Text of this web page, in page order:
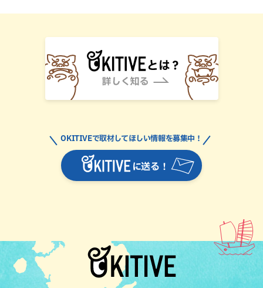
に送る！
OKITIVEで取材してほしい情報を募集中！